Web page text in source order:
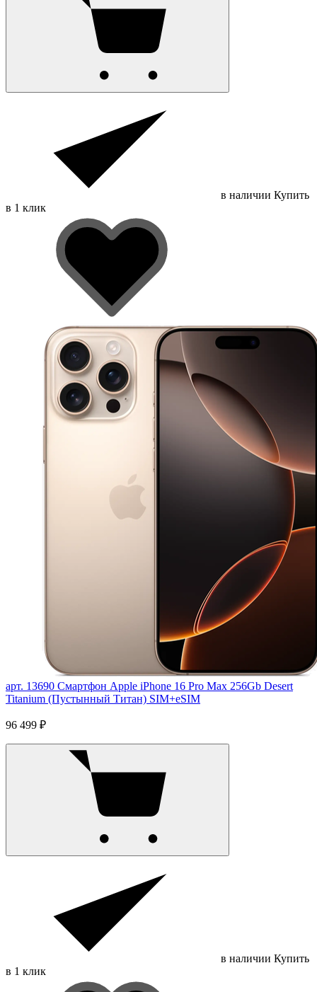
в наличии Купить
в 1 клик
арт. 13690 Смартфон Apple iPhone 16 Pro Max 256Gb Desert
Titanium (Пустынный Титан) SIM+eSIM
96 499 ₽
в наличии Купить
в 1 клик